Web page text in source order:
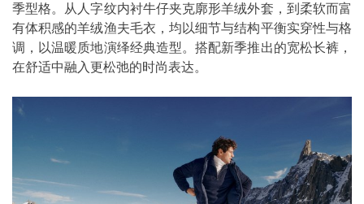
季型格。从人字纹内衬牛仔夹克廓形羊绒外套，到柔软而富
有体积感的羊绒渔夫毛衣，均以细节与结构平衡实穿性与格
调，以温暖质地演绎经典造型。搭配新季推出的宽松长裤，
在舒适中融入更松弛的时尚表达。